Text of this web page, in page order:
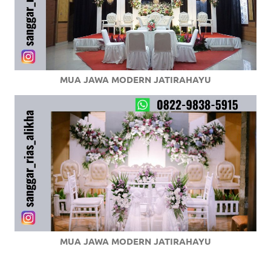
MUA JAWA MODERN JATIRAHAYU
MUA JAWA MODERN JATIRAHAYU